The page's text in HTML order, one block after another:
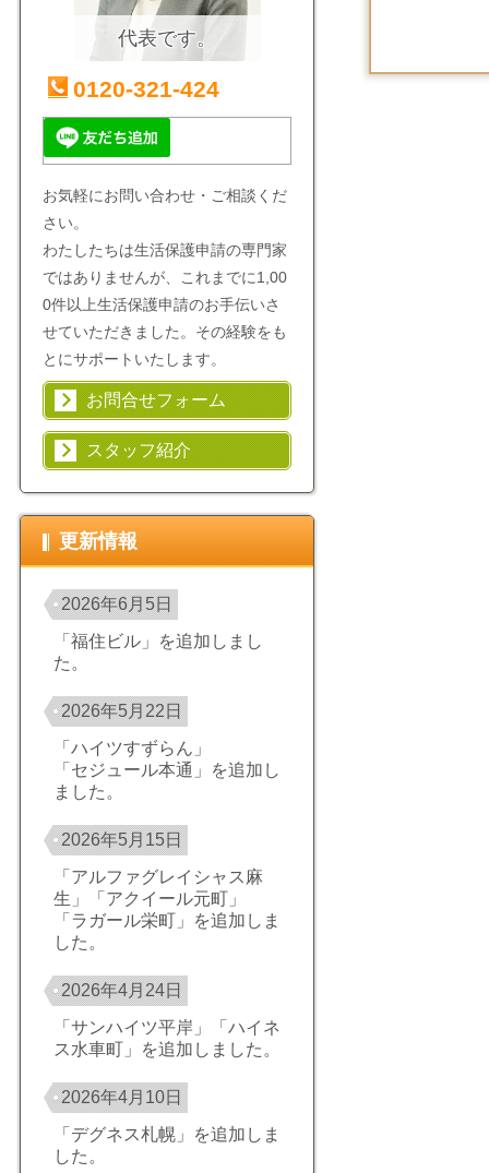
代表です。
0120-321-424
お気軽にお問い合わせ・ご相談くだ
さい。
わたしたちは生活保護申請の専門家
ではありませんが、これまでに1,00
0件以上生活保護申請のお手伝いさ
せていただきました。その経験をも
とにサポートいたします。
お問合せフォーム
スタッフ紹介
更新情報
2026年6月5日
「福住ビル」を追加しまし
た。
2026年5月22日
「ハイツすずらん」
「セジュール本通」を追加し
ました。
2026年5月15日
「アルファグレイシャス麻
生」「アクイール元町」
「ラガール栄町」を追加しま
した。
2026年4月24日
「サンハイツ平岸」「ハイネ
ス水車町」を追加しました。
2026年4月10日
「デグネス札幌」を追加しま
した。